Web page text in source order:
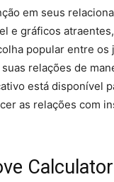
em seus
e gráficos
popular entre os
relações de
está disponível
as relações com
Calculator